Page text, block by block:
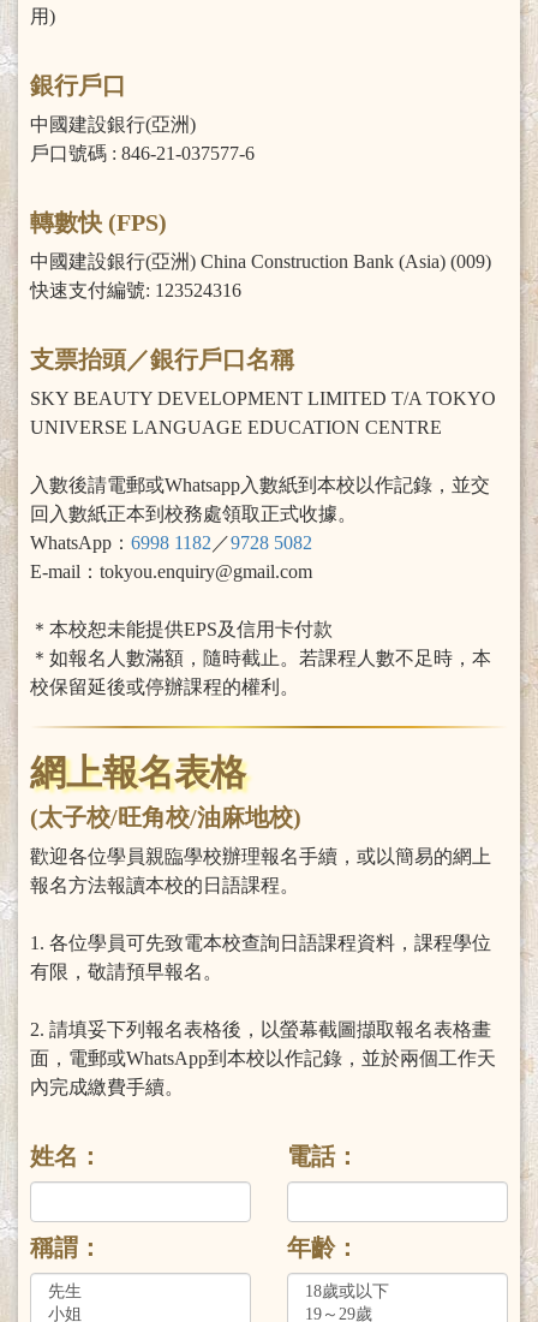
用)
銀行戶口
中國建設銀行(亞洲)
戶口號碼 : 846-21-037577-6
轉數快 (FPS)
中國建設銀行(亞洲) China Construction Bank (Asia) (009)
快速支付編號: 123524316
支票抬頭／銀行戶口名稱
SKY BEAUTY DEVELOPMENT LIMITED T/A TOKYO
UNIVERSE LANGUAGE EDUCATION CENTRE
入數後請電郵或Whatsapp入數紙到本校以作記錄，並交
回入數紙正本到校務處領取正式收據。
WhatsApp： 6998 1182 ／9728 5082
E-mail：tokyou.enquiry@gmail.com
＊本校恕未能提供EPS及信用卡付款
＊如報名人數滿額，隨時截止。若課程人數不足時，本
校保留延後或停辦課程的權利。
網上報名表格
(太子校/旺角校/油麻地校)
歡迎各位學員親臨學校辦理報名手續，或以簡易的網上
報名方法報讀本校的日語課程。
1. 各位學員可先致電本校查詢日語課程資料，課程學位
有限，敬請預早報名。
2. 請填妥下列報名表格後，以螢幕截圖擷取報名表格畫
面，電郵或WhatsApp到本校以作記錄，並於兩個工作天
內完成繳費手續。
姓名： 電話：
稱謂： 年齡：